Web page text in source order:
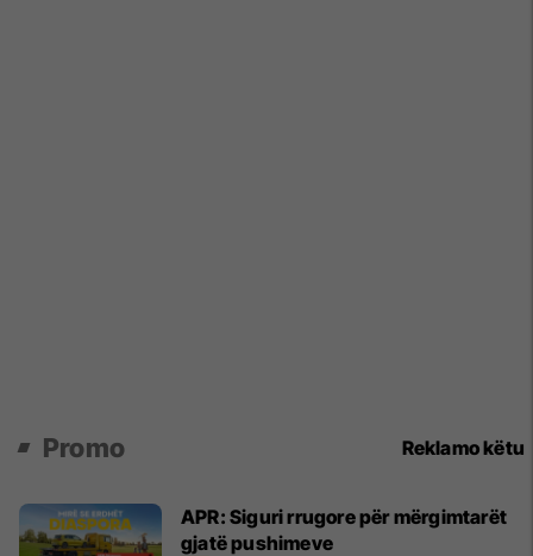
Promo Reklamo këtu
APR: Siguri rrugore për mërgimtarët
gjatë pushimeve